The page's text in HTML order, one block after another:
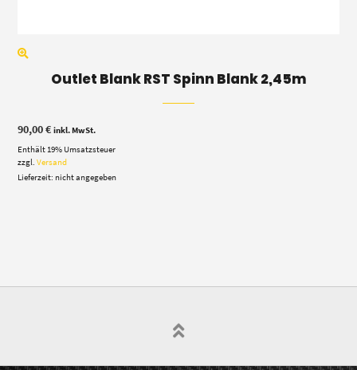
Outlet Blank RST Spinn Blank 2,45m
90,00€ inkl. MwSt.
Enthält 19% Umsatzsteuer
zzgl.Versand
Lieferzeit: nicht angegeben